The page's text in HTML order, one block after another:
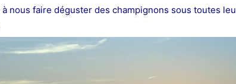
à nous faire déguster des champignons sous toutes